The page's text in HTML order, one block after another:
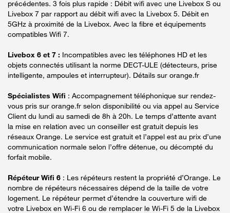
précédentes. 3 fois plus rapide : Débit wifi avec une Livebox S ou
Livebox 7 par rapport au débit wifi avec la Livebox 5. Débit en
5GHz à proximité de la Livebox. Avec la fibre et équipements
compatibles Wifi 7.
Livebox 6 et 7 : Incompatibles avec les téléphones HD et les
objets connectés utilisant la norme DECT-ULE (détecteurs, prise
intelligente, ampoules et interrupteur). Détails sur orange.fr
Spécialistes Wifi : Accompagnement téléphonique sur rendez-
vous pris sur orange.fr selon disponibilité ou via appel au Service
Client du lundi au samedi de 8h à 20h. Le temps d’attente avant
la mise en relation avec un conseiller est gratuit depuis les
réseaux Orange. Le service est gratuit et l’appel est au prix d’une
communication normale selon l’offre détenue, ou décompté du
forfait mobile.
Répéteur Wifi 6 : Les répéteurs restent la propriété d’Orange. Le
nombre de répéteurs nécessaires dépend de la taille de votre
logement. Le répéteur permet d’étendre la couverture wifi de
votre Livebox en Wi-Fi 6 ou de remplacer le Wi-Fi 5 de la Livebox